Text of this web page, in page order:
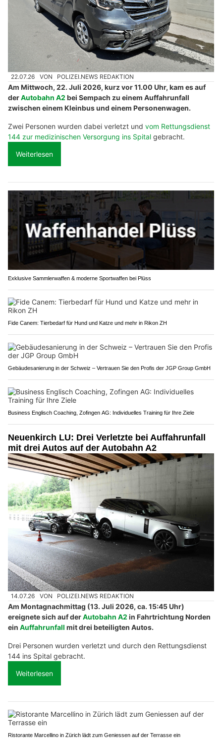
22.07.26 VON POLIZEI.NEWS REDAKTION
Am Mittwoch, 22. Juli 2026, kurz vor 11.00 Uhr, kam es auf
derAutobahn A2 bei Sempach zu einem Auffahrunfall
zwischen einem Kleinbus und einem Personenwagen.
Zwei Personen wurden dabei verletzt und vom Rettungsdienst
144 zur medizinischen Versorgung ins Spital gebracht.
Weiterlesen
Exklusive Sammlerwaffen & moderne Sportwaffen bei Plüss
Fide Canem: Tierbedarf für Hund und Katze und mehr in Rikon ZH
Gebäudesanierung in der Schweiz – Vertrauen Sie den Profis der JGP Group GmbH
Business Englisch Coaching, Zofingen AG: Individuelles Training für Ihre Ziele
Neuenkirch LU: Drei Verletzte bei Auffahrunfall
mit drei Autos auf der Autobahn A2
14.07.26 VON POLIZEI.NEWS REDAKTION
Am Montagnachmittag (13. Juli 2026, ca. 15:45 Uhr)
ereignete sich auf derAutobahn A2 in Fahrtrichtung Norden
ein Auffahrunfall mit drei beteiligten Autos.
Drei Personen wurden verletzt und durch den Rettungsdienst
144 ins Spital gebracht.
Weiterlesen
Ristorante Marcellino in Zürich lädt zum Geniessen auf der Terrasse ein